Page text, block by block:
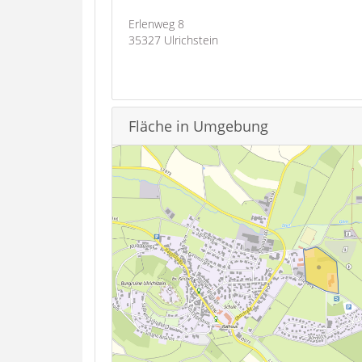
Erlenweg 8
35327 Ulrichstein
Fläche in Umgebung